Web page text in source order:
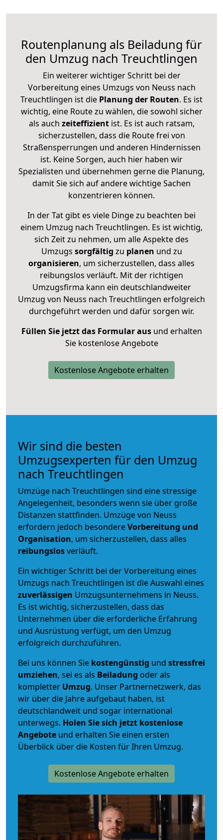
Routenplanung als Beiladung für
den Umzug nach Treuchtlingen
Ein weiterer wichtiger Schritt bei der
Vorbereitung eines Umzugs von Neuss nach
Treuchtlingen ist die Planung der Routen. Es ist
wichtig, eine Route zu wählen, die sowohl sicher
als auch zeiteffizientist. Es ist auch ratsam,
sicherzustellen, dass die Route frei von
Straßensperrungen und anderen Hindernissen
ist. Keine Sorgen, auch hier haben wir
Spezialisten und übernehmen gerne die Planung,
damit Sie sich auf andere wichtige Sachen
konzentrieren können.
In der Tat gibt es viele Dinge zu beachten bei
einem Umzug nach Treuchtlingen. Es ist wichtig,
sich Zeit zu nehmen, um alle Aspekte des
Umzugs sorgfältig zu planen und zu
organisieren, um sicherzustellen, dass alles
reibungslos verläuft. Mit der richtigen
Umzugsfirma kann ein deutschlandweiter
Umzug von Neuss nach Treuchtlingen erfolgreich
durchgeführt werden und dafür sorgen wir.
Füllen Sie jetzt das Formular ausund erhalten
Sie kostenlose Angebote
Kostenlose Angebote erhalten
Wir sind die besten
Umzugsexperten für den Umzug
nach Treuchtlingen
Umzüge nach Treuchtlingen sind eine stressige
Angelegenheit, besonders wenn sie über große
Distanzen stattfinden. Umzüge von Neuss
erfordern jedoch besondereVorbereitung und
Organisation, um sicherzustellen, dass alles
reibungslosverläuft.
Ein wichtiger Schritt bei der Vorbereitung eines
Umzugs nach Treuchtlingen ist die Auswahl eines
zuverlässigen Umzugsunternehmens in Neuss.
Es ist wichtig, sicherzustellen, dass das
Unternehmen über die erforderliche Erfahrung
und Ausrüstung verfügt, um den Umzug
erfolgreich durchzuführen.
Bei uns können Sie kostengünstig und stressfrei
umziehen, sei es als Beiladung oder als
kompletter Umzug. Unser Partnernetzwerk, das
wir über die Jahre aufgebaut haben, ist
deutschlandweit und sogar international
unterwegs. Holen Sie sich jetzt kostenlose
Angebote und erhalten Sie einen ersten
Überblick über die Kosten für Ihren Umzug.
Kostenlose Angebote erhalten